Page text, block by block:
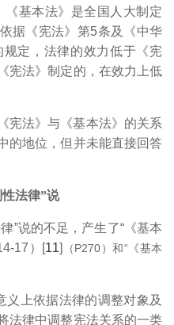
《基本法》是全国人大制定
据《宪法》第5条及《中华
定，法律的效力低于《宪
宪法》制定的，在效力上低
宪法》与《基本法》的关系
的地位，但并未能直接回答
性法律”说
”说的不足，产生了“《基本
17）[11]
（P270）和“《基本
义上依据法律的调整对象及
法律中调整宪法关系的一类